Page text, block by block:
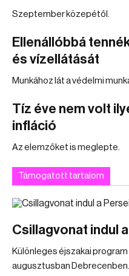
Szeptember közepétől.
Ellenállóbbá
és vízellátását
Munkához lát a védelmi
Tíz éve nem volt
infláció
Az elemzőket is meglepte.
Támogatott tartalom
Csillagvonat indul
Különleges éjszakai
augusztusban Debrecenben.